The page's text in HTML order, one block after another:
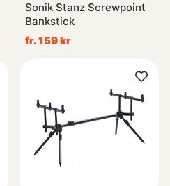
Sonik Stanz Screwpoint
Bankstick
fr. 159 kr